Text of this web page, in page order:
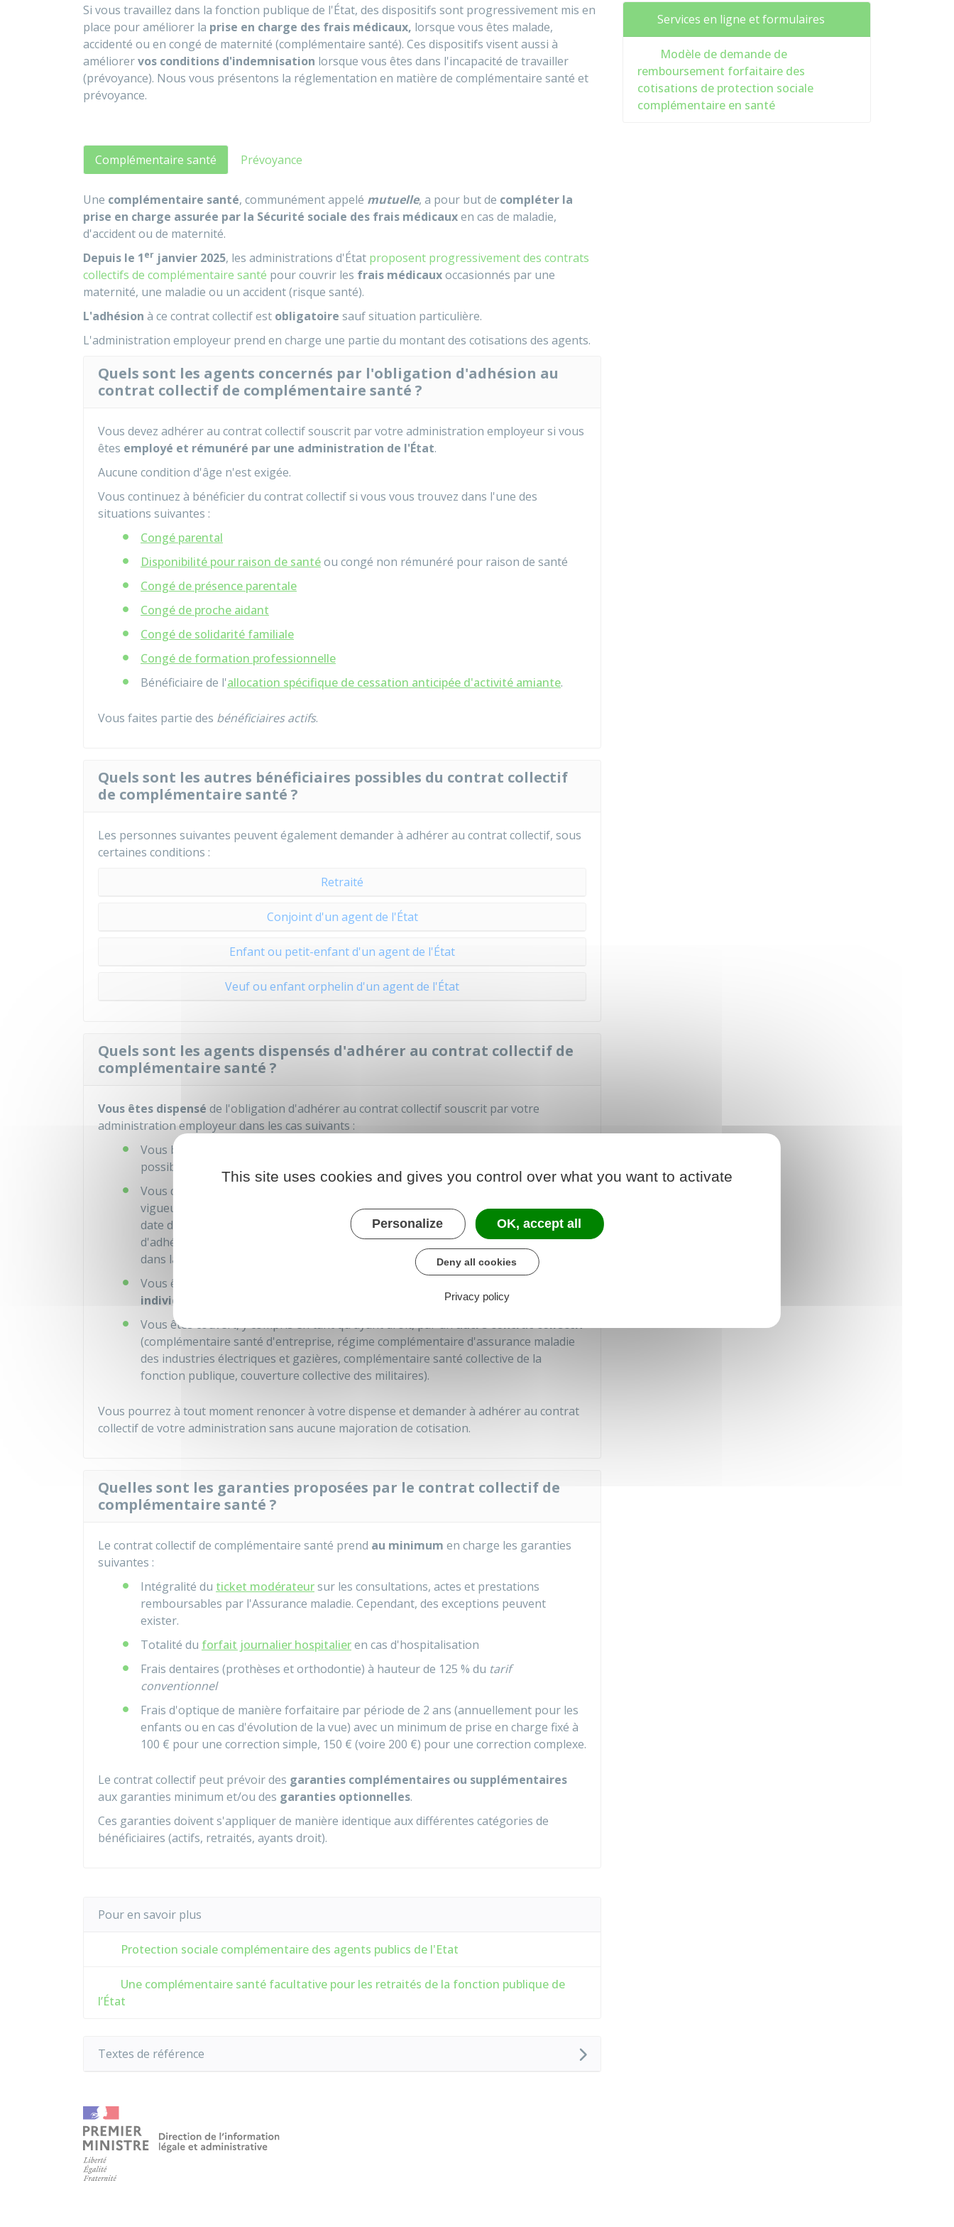
Si vous travaillez dans la fonction publique de l'État, des dispositifs sont progressivement mis en
place pour améliorer la prise en charge des frais médicaux, lorsque vous êtes malade,
accidenté ou en congé de maternité (complémentaire santé). Ces dispositifs visent aussi à
améliorervos conditions d'indemnisation lorsque vous êtes dans l'incapacité de travailler
(prévoyance). Nous vous présentons la réglementation en matière de complémentaire santé et
prévoyance.
Complémentaire santé Prévoyance
Une complémentaire santé, communément appelé mutuelle, a pour but de compléter la
prise en charge assurée par la Sécurité sociale des frais médicauxen cas de maladie,
d'accident ou de maternité.
Depuis le 1er janvier 2025, les administrations d'État proposent progressivement des contrats
collectifs de complémentaire santé pour couvrir les frais médicauxoccasionnés par une
maternité, une maladie ou un accident (risque santé).
L'adhésion à ce contrat collectif est obligatoire sauf situation particulière.
L'administration employeur prend en charge une partie du montant des cotisations des agents.
Quels sont les agents concernés par l'obligation d'adhésion au
contrat collectif de complémentaire santé ?
Vous devez adhérer au contrat collectif souscrit par votre administration employeur si vous
êtes employé et rémunéré par une administration de l'État.
Aucune condition d'âge n'est exigée.
Vous continuez à bénéficier du contrat collectif si vous vous trouvez dans l'une des
situations suivantes :
Congé parental
Disponibilité pour raison de santéou congé non rémunéré pour raison de santé
Congé de présence parentale
Congé de proche aidant
Congé de solidarité familiale
Congé de formation professionnelle
Bénéficiaire de l'allocation spécifique de cessation anticipée d'activité amiante.
Vous faites partie des bénéficiaires actifs.
Quels sont les autres bénéficiaires possibles du contrat collectif
de complémentaire santé ?
Les personnes suivantes peuvent également demander à adhérer au contrat collectif, sous
certaines conditions :
Retraité
Conjoint d'un agent de l'État
Enfant ou petit-enfant d'un agent de l'État
Veuf ou enfant orphelin d'un agent de l'État
Quels sont les agents dispensés d'adhérer au contrat collectif de
complémentaire santé ?
Vous êtes dispensé de l'obligation d'adhérer au contrat collectif souscrit par votre
administration employeur dans les cas suivants :
Vous bénéficiez de la
possible jusqu'à la date à laquelle vous cessez de bénéficier de la C2S.
Vous disposez d'une
vigueur du 1
contrat collectif souscrit par votre administration employeur ou à la
date de votre recrutement, si elle est postérieure. Vous êtes dispensé dans ce cas
d'adhérer au contrat collectif jusqu'à la date d'échéance de votre contrat individuel,
dans la limite de 12 mois.
Vous êtes
individuelle
Vous êtes couvert, y compris en tant qu'ayant droit, par unautre contrat collectif
(complémentaire santé d'entreprise, régime complémentaire d'assurance maladie
des industries électriques et gazières, complémentaire santé collective de la
fonction publique, couverture collective des militaires).
Vous pourrez à tout moment renoncer à votre dispense et demander à adhérer au contrat
collectif de votre administration sans aucune majoration de cotisation.
Quelles sont les garanties proposées par le contrat collectif de
complémentaire santé ?
Le contrat collectif de complémentaire santé prend au minimum en charge les garanties
suivantes :
Intégralité du ticket modérateursur les consultations, actes et prestations
remboursables par l'Assurance maladie. Cependant, des exceptions peuvent
exister.
Totalité du forfait journalier hospitalieren cas d'hospitalisation
Frais dentaires (prothèses et orthodontie) à hauteur de 125 % du tarif
conventionnel
Frais d'optique de manière forfaitaire par période de 2 ans (annuellement pour les
enfants ou en cas d'évolution de la vue) avec un minimum de prise en charge fixé à
100 € pour une correction simple, 150 € (voire 200 €) pour une correction complexe.
Le contrat collectif peut prévoir des garanties complémentaires ou supplémentaires
aux garanties minimum et/ou des garanties optionnelles.
Ces garanties doivent s'appliquer de manière identique aux différentes catégories de
bénéficiaires (actifs, retraités, ayants droit).
Pour en savoir plus
Protection sociale complémentaire des agents publics de l'Etat
Une complémentaire santé facultative pour les retraités de la fonction publique de
l’État
Textes de référence
Services en ligne et formulaires
Modèle de demande de
remboursement forfaitaire des
cotisations de protection sociale
complémentaire en santé
This site uses cookies and gives you control over what you want to activate
Personalize OK, accept all
Deny all cookies
Privacy policy